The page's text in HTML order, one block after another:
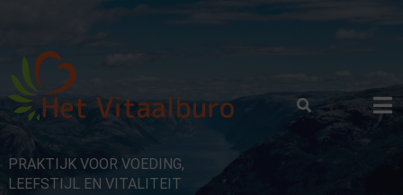
content
PRAKTIJK VOOR VOEDING,
LEEFSTIJL EN VITALITEIT